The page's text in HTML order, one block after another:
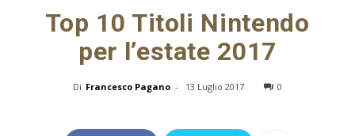
Top 10 Titoli Nintendo
per l’estate 2017
Di Francesco Pagano - 13 Luglio 2017 0